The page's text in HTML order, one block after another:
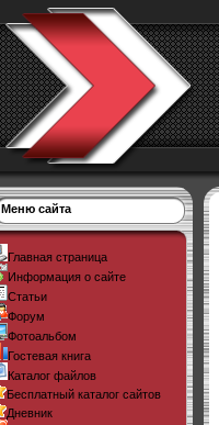
Меню сайта
Главная страница
Информация о сайте
Статьи
Форум
Фотоальбом
Гостевая книга
Каталог файлов
Бесплатный каталог сайтов
Дневник